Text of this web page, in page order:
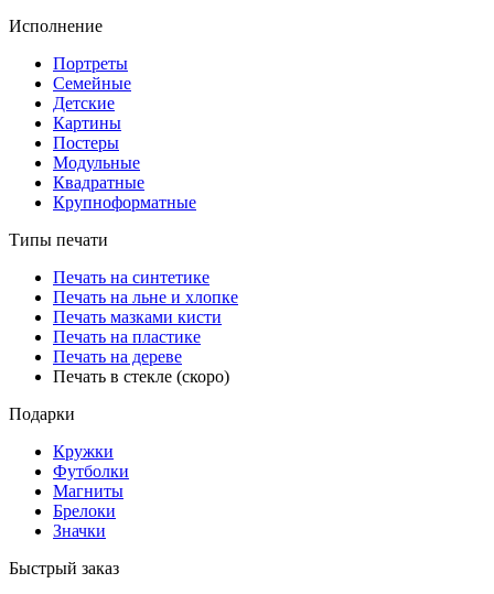
Исполнение
Портреты
Семейные
Детские
Картины
Постеры
Модульные
Квадратные
Крупноформатные
Типы печати
Печать на синтетике
Печать на льне и хлопке
Печать мазками кисти
Печать на пластике
Печать на дереве
Печать в стекле (скоро)
Подарки
Кружки
Футболки
Магниты
Брелоки
Значки
Быстрый заказ